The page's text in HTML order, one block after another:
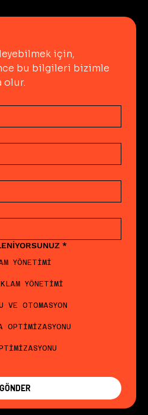
için,
bu bilgileri bizimle
olur.
*
YÖNETİMİ
YÖNETİMİ
VE OTOMASYON
OPTİMİZASYONU
GÖNDER